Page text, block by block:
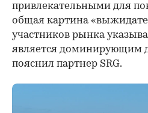
привлекательными для
общая картина
участников рынка
является доминирующим
пояснил партнер SRG.